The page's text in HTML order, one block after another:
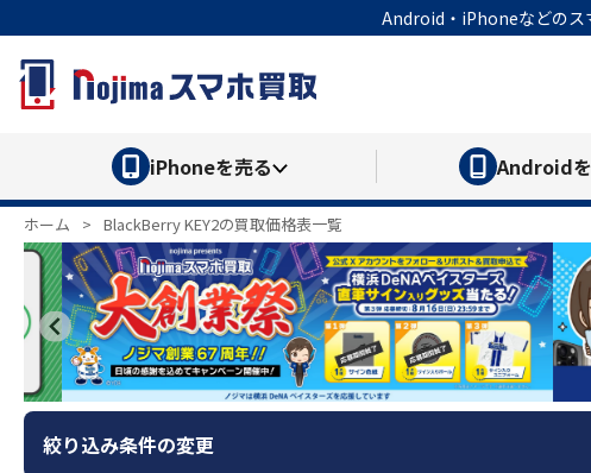
Android・iPhoneなどのス
iPhoneを売る Android
ホーム > BlackBerry KEY2の買取価格表一覧
絞り込み条件の変更